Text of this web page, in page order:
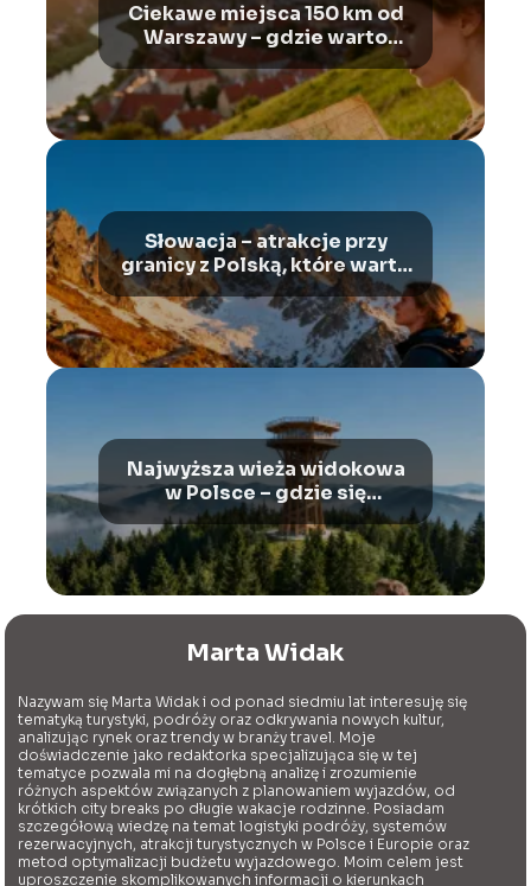
Ciekawe miejsca 150 km od
Warszawy – gdzie warto
pojechać?
Słowacja – atrakcje przy
granicy z Polską, które warto
zobaczyć
Najwyższa wieża widokowa
w Polsce – gdzie się
znajduje?
Marta Widak
Nazywam się Marta Widak i od ponad siedmiu lat interesuję się
tematyką turystyki, podróży oraz odkrywania nowych kultur,
analizując rynek oraz trendy w branży travel. Moje
doświadczenie jako redaktorka specjalizująca się w tej
tematyce pozwala mi na dogłębną analizę i zrozumienie
różnych aspektów związanych z planowaniem wyjazdów, od
krótkich city breaks po długie wakacje rodzinne. Posiadam
szczegółową wiedzę na temat logistyki podróży, systemów
rezerwacyjnych, atrakcji turystycznych w Polsce i Europie oraz
metod optymalizacji budżetu wyjazdowego. Moim celem jest
uproszczenie skomplikowanych informacji o kierunkach